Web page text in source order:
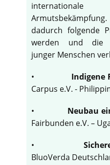
dadurch folgende
werden und die
junger Menschen
• Indigene
Carpus e.V. -
• Neubau
Fairbunden e.V. –
•
BluoVerda